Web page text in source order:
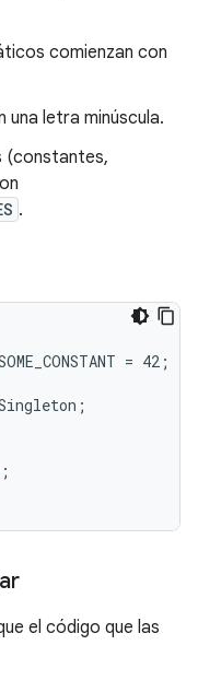
comienzan con
letra minúscula.
(constantes,
.
= 42;
el código que las